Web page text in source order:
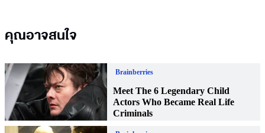
คุณอาจสนใจ